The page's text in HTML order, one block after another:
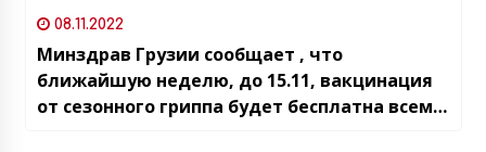
08.11.2022
Минздрав Грузии сообщает , что
ближайшую неделю, до 15.11, вакцинация
от сезонного гриппа будет бесплатна всем